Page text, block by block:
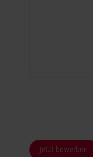
Jetzt bewerben